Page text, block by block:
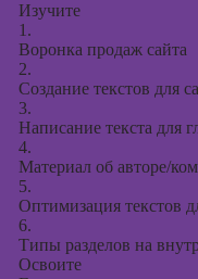
Изучите
1.
Воронка продаж сайта
2.
Создание текстов для
3.
Написание текста для
4.
Материал об авторе/
5.
Оптимизация текстов
6.
Типы разделов на
Освоите